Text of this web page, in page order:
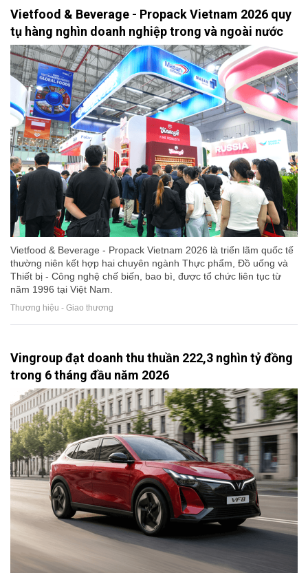
Vietfood & Beverage - Propack Vietnam 2026 quy
tụ hàng nghìn doanh nghiệp trong và ngoài nước
Vietfood & Beverage - Propack Vietnam 2026 là triển lãm quốc tế
thường niên kết hợp hai chuyên ngành Thực phẩm, Đồ uống và
Thiết bị - Công nghệ chế biến, bao bì, được tổ chức liên tục từ
năm 1996 tại Việt Nam.
Thương hiệu - Giao thương
Vingroup đạt doanh thu thuần 222,3 nghìn tỷ đồng
trong 6 tháng đầu năm 2026